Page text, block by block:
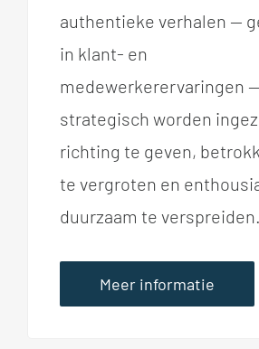
authentieke verhalen —
in klant- en
medewerkerervaringen —
strategisch worden
richting te geven,
te vergroten en
duurzaam te verspreiden.
Meer informatie